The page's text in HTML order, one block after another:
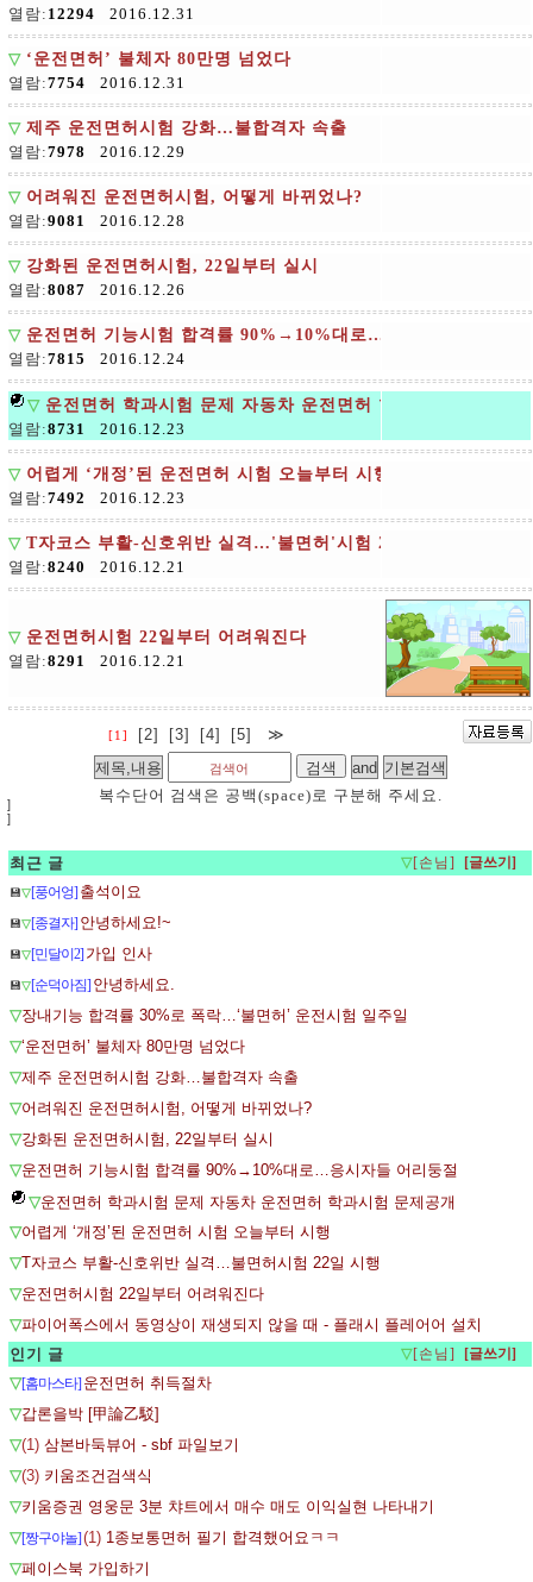
열람: 12294 2016.12.31
▽ ‘운전면허’ 불체자 80만명 넘었다
열람:7754 2016.12.31
▽ 제주 운전면허시험 강화…불합격자 속출
열람:7978 2016.12.29
▽ 어려워진 운전면허시험, 어떻게 바뀌었나?
열람:9081 2016.12.28
▽ 강화된 운전면허시험, 22일부터 실시
열람:8087 2016.12.26
▽ 운전면허 기능시험 합격률 90%→10%대로…응시자들 어리둥절
열람:7815 2016.12.24
▽ 운전면허 학과시험 문제 자동차 운전면허 학과시험 문제공개
열람:8731 2016.12.23
▽ 어렵게 ‘개정’된 운전면허 시험 오늘부터 시행
열람:7492 2016.12.23
▽ T자코스 부활-신호위반 실격…'불면허'시험 22일 시행
열람:8240 2016.12.21
▽ 운전면허시험 22일부터 어려워진다
열람:8291 2016.12.21
[1] [2] [3] [4] [5] ≫
복수단어 검색은 공백(space)로 구분해 주세요.
]
]
최근 글 ▽[손님]
💾▽[풍어엉] 출석이요
💾▽[종결자] 안녕하세요!~
💾▽[민달이2] 가입 인사
💾▽[순덕아짐] 안녕하세요.
▽장내기능 합격률 30%로 폭락…‘불면허’ 운전시험 일주일
▽‘운전면허’ 불체자 80만명 넘었다
▽제주 운전면허시험 강화…불합격자 속출
▽어려워진 운전면허시험, 어떻게 바뀌었나?
▽강화된 운전면허시험, 22일부터 실시
▽운전면허 기능시험 합격률 90%→10%대로…응시자들 어리둥절
▽운전면허 학과시험 문제 자동차 운전면허 학과시험 문제공개
▽어렵게 ‘개정’된 운전면허 시험 오늘부터 시행
▽T자코스 부활-신호위반 실격…불면허시험 22일 시행
▽운전면허시험 22일부터 어려워진다
▽파이어폭스에서 동영상이 재생되지 않을 때 - 플래시 플레어어 설치
인기 글
▽[손님]
▽[홈마스타] 운전면허 취득절차
▽갑론을박 [甲論乙駁]
▽(1) 삼본바둑뷰어 - sbf 파일보기
▽(3) 키움조건검색식
▽키움증권 영웅문 3분 챠트에서 매수 매도 이익실현 나타내기
▽[짱구야놀](1) 1종보통면허 필기 합격했어요ㅋㅋ
▽페이스북 가입하기